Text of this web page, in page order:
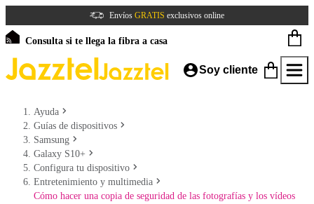
Envíos GRATIS exclusivos online
Consulta si te llega la fibra a casa
Soy cliente
Ayuda
Guías de dispositivos
Samsung
Galaxy S10+
Configura tu dispositivo
Entretenimiento y multimedia
Cómo hacer una copia de seguridad de las fotografías y los vídeos